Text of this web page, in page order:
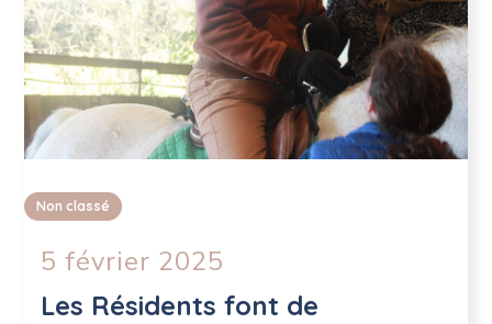
Non classé
5 février 2025
Les Résidents font de